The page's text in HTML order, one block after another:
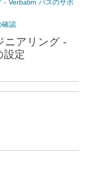
- Verbatim パスのサポ
確認
ニアリング -
設定